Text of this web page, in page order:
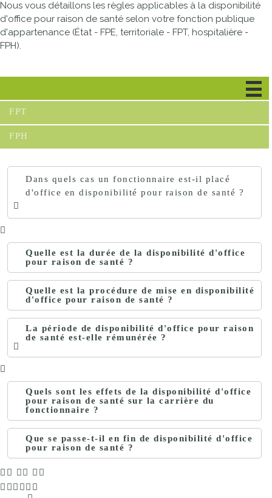
Nous vous détaillons les règles applicables à la disponibilité
d'office pour raison de santé selon votre fonction publique
d'appartenance (État - FPE, territoriale - FPT, hospitalière -
FPH).
FPT
FPH
Dans quels cas un fonctionnaire est-il placé
d'office en disponibilité pour raison de santé ?
Quelle est la durée de la disponibilité d'office
pour raison de santé ?
Quelle est la procédure de mise en disponibilité
d'office pour raison de santé ?
La période de disponibilité d'office pour raison
de santé est-elle rémunérée ?
Quels sont les effets de la disponibilité d'office
pour raison de santé sur la carrière du
fonctionnaire ?
Que se passe-t-il en fin de disponibilité d'office
pour raison de santé ?